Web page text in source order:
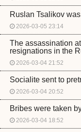
Ruslan Tsalikov
2026-03-05 23:14
The assassination
resignations in the
2026-03-04 21:52
Socialite sent to
2026-03-04 20:52
Bribes were taken
2026-03-04 18:52